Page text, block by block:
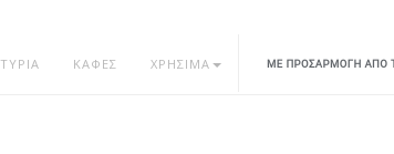
ΤΥΡΙΑ ΚΑΦΕΣ ΧΡΗΣΙΜΑ